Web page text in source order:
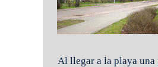
Al llegar a la playa una